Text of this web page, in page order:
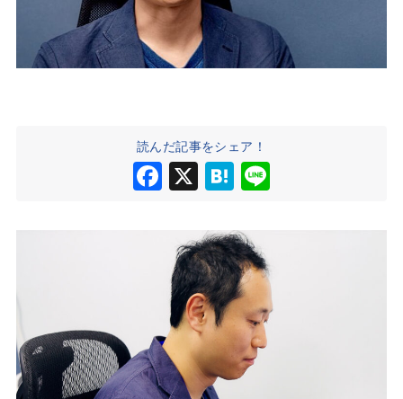
読んだ記事をシェア！
F
a
c
e
b
o
o
k
X H
at
e
n
a